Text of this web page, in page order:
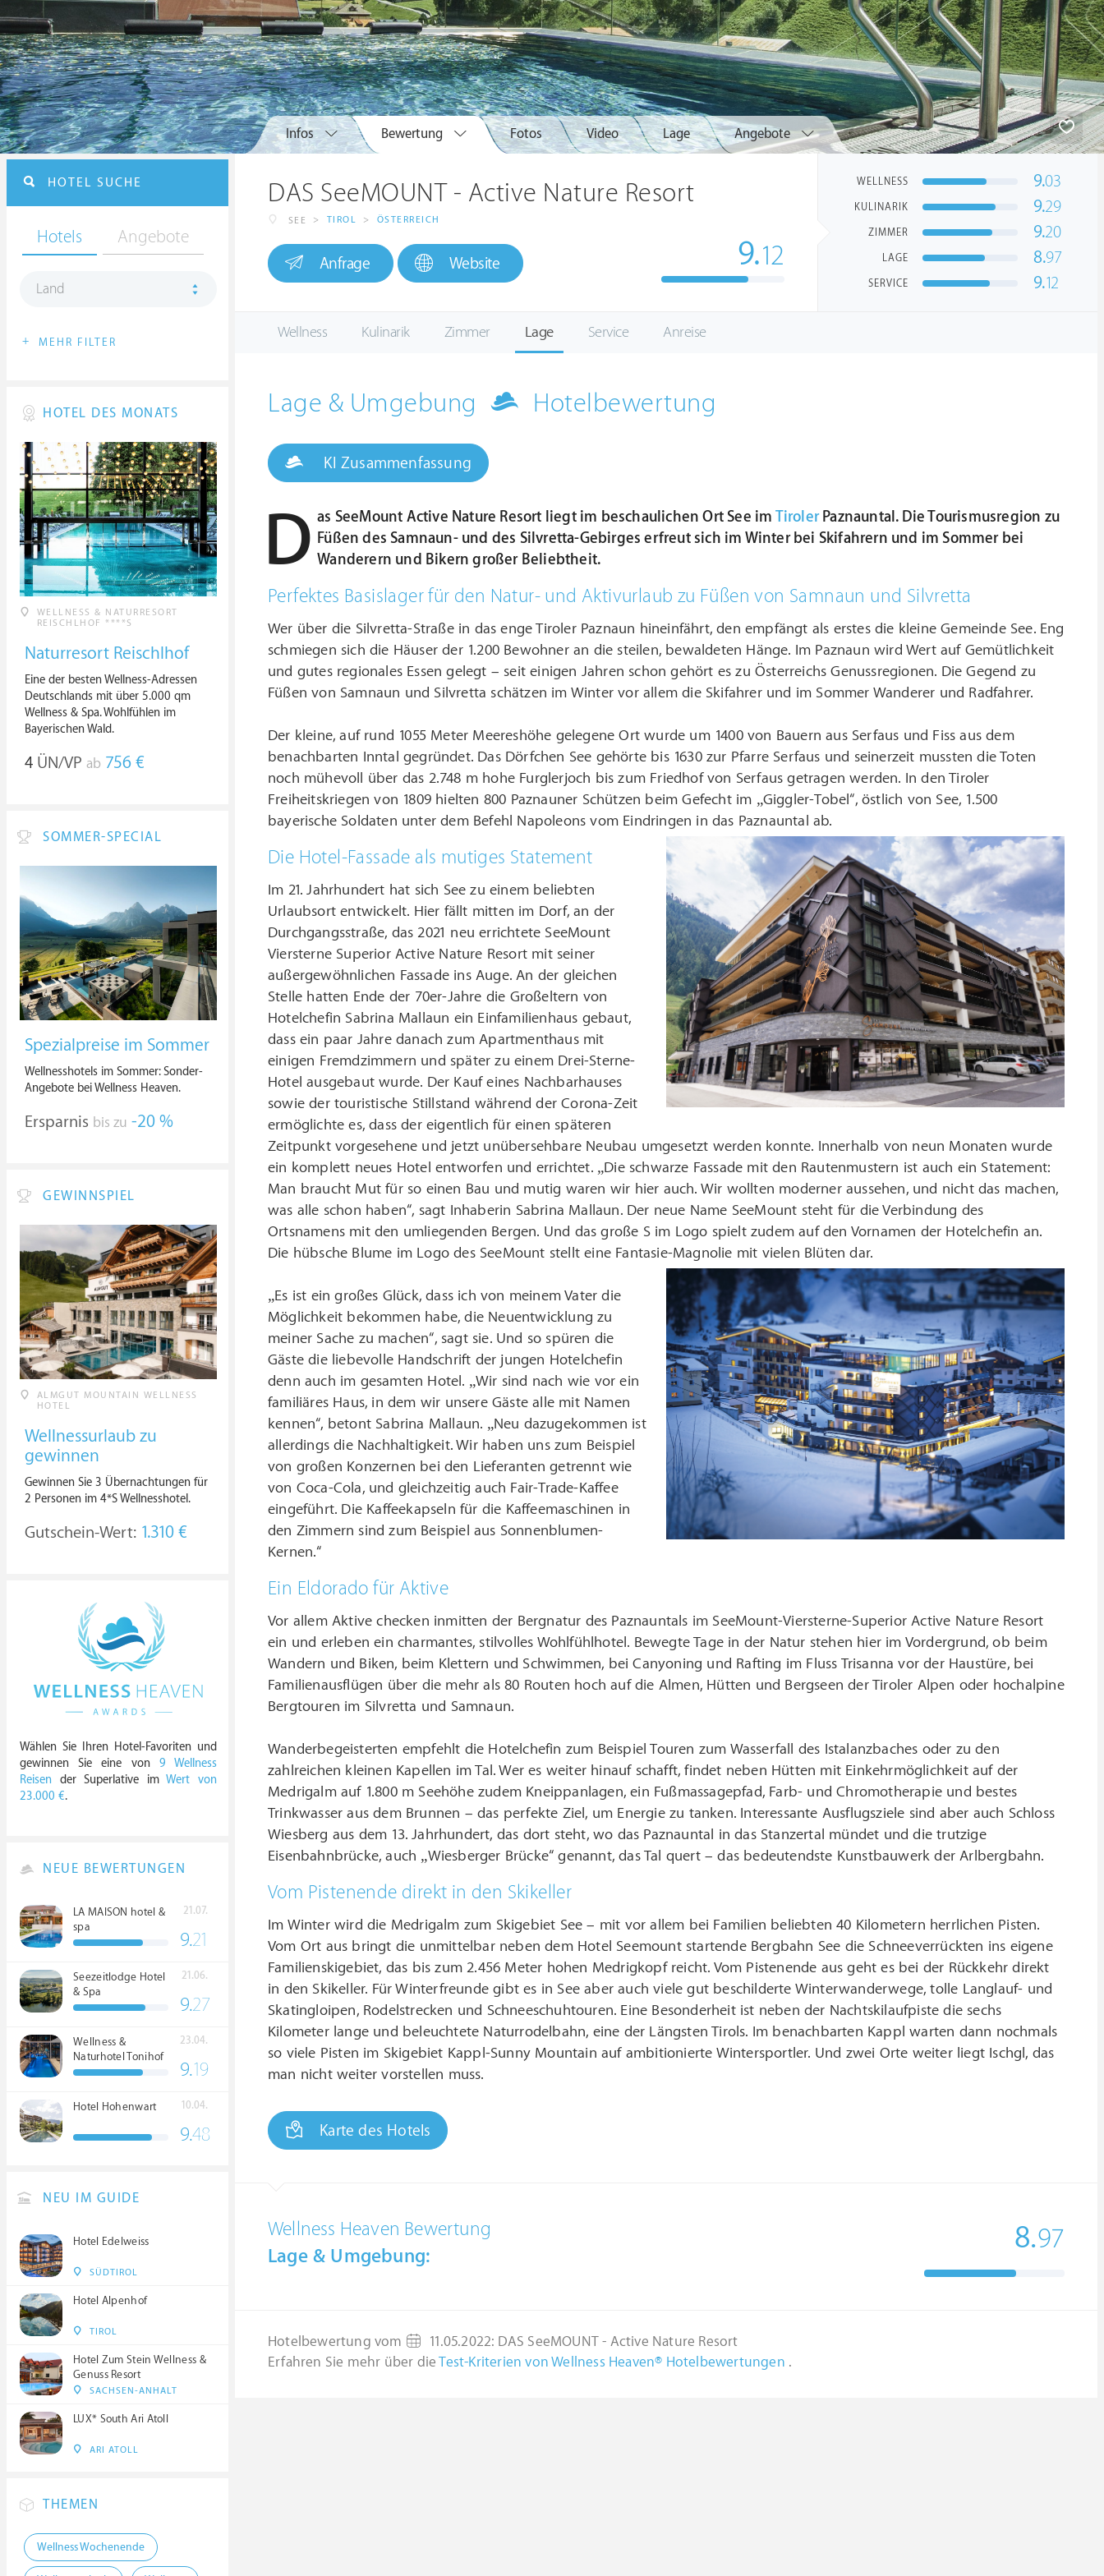
Infos Bewertung Fotos Video Lage Angebote
DAS SeeMOUNT - Active Nature Resort
SEE > TIROL > ÖSTERREICH
Anfrage Website 9.12
WELLNESS 9.03
KULINARIK 9.29
ZIMMER 9.20
LAGE 8.97
SERVICE 9.12
Wellness Kulinarik Zimmer Lage Service Anreise
Lage & Umgebung Hotelbewertung
KI Zusammenfassung
D as SeeMount Active Nature Resort liegt im beschaulichen Ort See im TirolerPaznauntal. Die Tourismusregion zu
Füßen des Samnaun- und des Silvretta-Gebirges erfreut sich im Winter bei Skifahrern und im Sommer bei
Wanderern und Bikern großer Beliebtheit.
Perfektes Basislager für den Natur- und Aktivurlaub zu Füßen von Samnaun und Silvretta
Wer über die Silvretta-Straße in das enge Tiroler Paznaun hineinfährt, den empfängt als erstes die kleine Gemeinde See. Eng
schmiegen sich die Häuser der 1.200 Bewohner an die steilen, bewaldeten Hänge. Im Paznaun wird Wert auf Gemütlichkeit
und gutes regionales Essen gelegt – seit einigen Jahren schon gehört es zu Österreichs Genussregionen. Die Gegend zu
Füßen von Samnaun und Silvretta schätzen im Winter vor allem die Skifahrer und im Sommer Wanderer und Radfahrer.
Der kleine, auf rund 1055 Meter Meereshöhe gelegene Ort wurde um 1400 von Bauern aus Serfaus und Fiss aus dem
benachbarten Inntal gegründet. Das Dörfchen See gehörte bis 1630 zur Pfarre Serfaus und seinerzeit mussten die Toten
noch mühevoll über das 2.748 m hohe Furglerjoch bis zum Friedhof von Serfaus getragen werden. In den Tiroler
Freiheitskriegen von 1809 hielten 800 Paznauner Schützen beim Gefecht im „Giggler-Tobel“, östlich von See, 1.500
bayerische Soldaten unter dem Befehl Napoleons vom Eindringen in das Paznauntal ab.
Die Hotel-Fassade als mutiges Statement
Im 21. Jahrhundert hat sich See zu einem beliebten
Urlaubsort entwickelt. Hier fällt mitten im Dorf, an der
Durchgangsstraße, das 2021 neu errichtete SeeMount
Viersterne Superior Active Nature Resort mit seiner
außergewöhnlichen Fassade ins Auge. An der gleichen
Stelle hatten Ende der 70er-Jahre die Großeltern von
Hotelchefin Sabrina Mallaun ein Einfamilienhaus gebaut,
dass ein paar Jahre danach zum Apartmenthaus mit
einigen Fremdzimmern und später zu einem Drei-Sterne-
Hotel ausgebaut wurde. Der Kauf eines Nachbarhauses
sowie der touristische Stillstand während der Corona-Zeit
ermöglichte es, dass der eigentlich für einen späteren
Zeitpunkt vorgesehene und jetzt unübersehbare Neubau umgesetzt werden konnte. Innerhalb von neun Monaten wurde
ein komplett neues Hotel entworfen und errichtet. „Die schwarze Fassade mit den Rautenmustern ist auch ein Statement:
Man braucht Mut für so einen Bau und mutig waren wir hier auch. Wir wollten moderner aussehen, und nicht das machen,
was alle schon haben“, sagt Inhaberin Sabrina Mallaun. Der neue Name SeeMount steht für die Verbindung des
Ortsnamens mit den umliegenden Bergen. Und das große S im Logo spielt zudem auf den Vornamen der Hotelchefin an.
Die hübsche Blume im Logo des SeeMount stellt eine Fantasie-Magnolie mit vielen Blüten dar.
„Es ist ein großes Glück, dass ich von meinem Vater die
Möglichkeit bekommen habe, die Neuentwicklung zu
meiner Sache zu machen“, sagt sie. Und so spüren die
Gäste die liebevolle Handschrift der jungen Hotelchefin
denn auch im gesamten Hotel. „Wir sind nach wie vor ein
familiäres Haus, in dem wir unsere Gäste alle mit Namen
kennen“, betont Sabrina Mallaun. „Neu dazugekommen ist
allerdings die Nachhaltigkeit. Wir haben uns zum Beispiel
von großen Konzernen bei den Lieferanten getrennt wie
von Coca-Cola, und gleichzeitig auch Fair-Trade-Kaffee
eingeführt. Die Kaffeekapseln für die Kaffeemaschinen in
den Zimmern sind zum Beispiel aus Sonnenblumen-
Kernen.“
Ein Eldorado für Aktive
Vor allem Aktive checken inmitten der Bergnatur des Paznauntals im SeeMount-Viersterne-Superior Active Nature Resort
ein und erleben ein charmantes, stilvolles Wohlfühlhotel. Bewegte Tage in der Natur stehen hier im Vordergrund, ob beim
Wandern und Biken, beim Klettern und Schwimmen, bei Canyoning und Rafting im Fluss Trisanna vor der Haustüre, bei
Familienausflügen über die mehr als 80 Routen hoch auf die Almen, Hütten und Bergseen der Tiroler Alpen oder hochalpine
Bergtouren im Silvretta und Samnaun.
Wanderbegeisterten empfehlt die Hotelchefin zum Beispiel Touren zum Wasserfall des Istalanzbaches oder zu den
zahlreichen kleinen Kapellen im Tal. Wer es weiter hinauf schafft, findet neben Hütten mit Einkehrmöglichkeit auf der
Medrigalm auf 1.800 m Seehöhe zudem Kneippanlagen, ein Fußmassagepfad, Farb- und Chromotherapie und bestes
Trinkwasser aus dem Brunnen – das perfekte Ziel, um Energie zu tanken. Interessante Ausflugsziele sind aber auch Schloss
Wiesberg aus dem 13. Jahrhundert, das dort steht, wo das Paznauntal in das Stanzertal mündet und die trutzige
Eisenbahnbrücke, auch „Wiesberger Brücke“ genannt, das Tal quert – das bedeutendste Kunstbauwerk der Arlbergbahn.
Vom Pistenende direkt in den Skikeller
Im Winter wird die Medrigalm zum Skigebiet See – mit vor allem bei Familien beliebten 40 Kilometern herrlichen Pisten.
Vom Ort aus bringt die unmittelbar neben dem Hotel Seemount startende Bergbahn See die Schneeverrückten ins eigene
Familienskigebiet, das bis zum 2.456 Meter hohen Medrigkopf reicht. Vom Pistenende aus geht es bei der Rückkehr direkt
in den Skikeller. Für Winterfreunde gibt es in See aber auch viele gut beschilderte Winterwanderwege, tolle Langlauf- und
Skatingloipen, Rodelstrecken und Schneeschuhtouren. Eine Besonderheit ist neben der Nachtskilaufpiste die sechs
Kilometer lange und beleuchtete Naturrodelbahn, eine der Längsten Tirols. Im benachbarten Kappl warten dann nochmals
so viele Pisten im Skigebiet Kappl-Sunny Mountain auf ambitionierte Wintersportler. Und zwei Orte weiter liegt Ischgl, das
man nicht weiter vorstellen muss.
Karte des Hotels
Wellness Heaven Bewertung
Lage & Umgebung:
8.97
Hotelbewertung vom 11.05.2022: DAS SeeMOUNT - Active Nature Resort
Erfahren Sie mehr über dieTest-Kriterien von Wellness Heaven® Hotelbewertungen .
HOTEL SUCHE
Hotels Angebote
Land
+ MEHR FILTER
HOTEL DES MONATS
WELLNESS & NATURRESORT
REISCHLHOF ****S
Naturresort Reischlhof
Eine der besten Wellness-Adressen
Deutschlands mit über 5.000 qm
Wellness & Spa. Wohlfühlen im
Bayerischen Wald.
4 ÜN/VP ab 756 €
SOMMER-SPECIAL
Spezialpreise im Sommer
Wellnesshotels im Sommer: Sonder-
Angebote bei Wellness Heaven.
Ersparnis bis zu -20 %
GEWINNSPIEL
ALMGUT MOUNTAIN WELLNESS
HOTEL
Wellnessurlaub zu
gewinnen
Gewinnen Sie 3 Übernachtungen für
2 Personen im 4*S Wellnesshotel.
Gutschein-Wert: 1.310 €
Wählen Sie Ihren Hotel-Favoriten und
gewinnen Sie eine von 9 Wellness
Reisen der Superlative imWert von
23.000 €.
NEUE BEWERTUNGEN
LA MAISON hotel &
spa
21.07.
9.21
Seezeitlodge Hotel
& Spa
21.06.
9.27
Wellness &
Naturhotel Tonihof
****S
23.04.
9.19
Hotel Hohenwart 10.04.
9.48
NEU IM GUIDE
Hotel Edelweiss
SÜDTIROL
Hotel Alpenhof
TIROL
Hotel Zum Stein Wellness &
Genuss Resort
SACHSEN-ANHALT
LUX* South Ari Atoll
ARI ATOLL
THEMEN
Wellness Wochenende